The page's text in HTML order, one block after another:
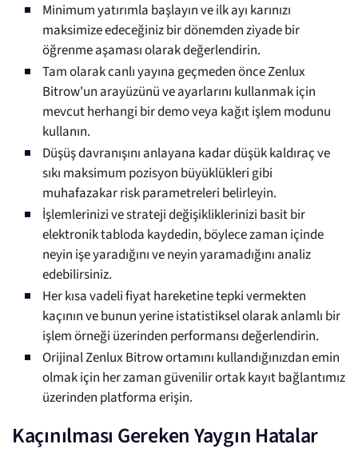
Minimum yatırımla başlayın ve ilk ayı karınızı
maksimize edeceğiniz bir dönemden ziyade bir
öğrenme aşaması olarak değerlendirin.
Tam olarak canlı yayına geçmeden önce Zenlux
Bitrow'un arayüzünü ve ayarlarını kullanmak için
mevcut herhangi bir demo veya kağıt işlem modunu
kullanın.
Düşüş davranışını anlayana kadar düşük kaldıraç ve
sıkı maksimum pozisyon büyüklükleri gibi
muhafazakar risk parametreleri belirleyin.
İşlemlerinizi ve strateji değişikliklerinizi basit bir
elektronik tabloda kaydedin, böylece zaman içinde
neyin işe yaradığını ve neyin yaramadığını analiz
edebilirsiniz.
Her kısa vadeli fiyat hareketine tepki vermekten
kaçının ve bunun yerine istatistiksel olarak anlamlı bir
işlem örneği üzerinden performansı değerlendirin.
Orijinal Zenlux Bitrow ortamını kullandığınızdan emin
olmak için her zaman güvenilir ortak kayıt bağlantımız
üzerinden platforma erişin.
Kaçınılması Gereken Yaygın Hatalar